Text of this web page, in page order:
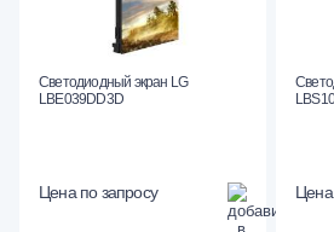
Светодиодный экран LG
LBE039DD3D
Цена по запросу Цена